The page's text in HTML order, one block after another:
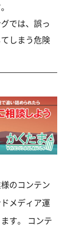
では、誤っ
しまう危険
のコンテン
メディア運
す。 コンテ